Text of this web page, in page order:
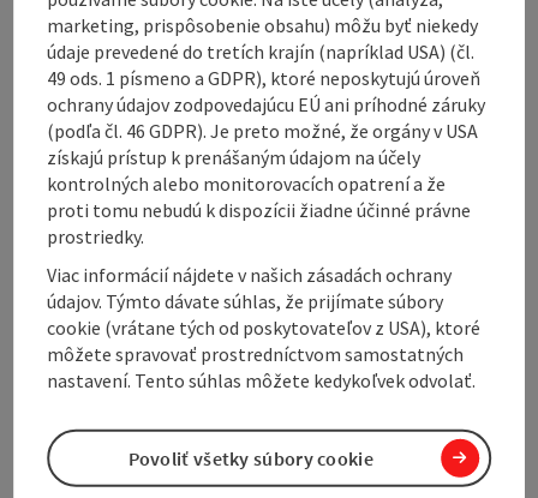
about the trails and snow conditions.
Snow telephone +43 (0) 6233 8330
Tour and route information
Arrival
marketing, prispôsobenie obsahu) môžu byť niekedy
údaje prevedené do tretích krajín (napríklad USA) (čl.
49 ods. 1 písmeno a GDPR), ktoré neposkytujú úroveň
ochrany údajov zodpovedajúcu EÚ ani príhodné záruky
(podľa čl. 46 GDPR). Je preto možné, že orgány v USA
získajú prístup k prenášaným údajom na účely
kontrolných alebo monitorovacích opatrení a že
proti tomu nebudú k dispozícii žiadne účinné právne
prostriedky.
Viac informácií nájdete v našich zásadách ochrany
údajov. Týmto dávate súhlas, že prijímate súbory
cookie (vrátane tých od poskytovateľov z USA), ktoré
môžete spravovať prostredníctvom samostatných
nastavení. Tento súhlas môžete kedykoľvek odvolať.
Povoliť všetky súbory cookie